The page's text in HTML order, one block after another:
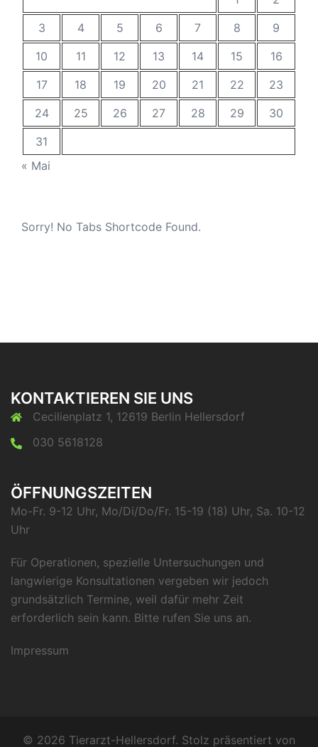
3
4 5 6 7 8
9
10
11 12 13 14 15
16
17
18 19 20 21 22
23
24
25 26 27 28 29
30
31
« Mai
Sorry! No Tabs Shortcode Found.
KONTAKTIEREN SIE UNS
Cecilienplatz 1, 12619 Berlin Hellersdorf
030 5618128
ÖFFNUNGSZEITEN
Mo-Fr. 9-12 Uhr, Mo/Di/Do/Fr. 15-19 (18) Uhr, Sa. 10-12
Uhr
Für Operationen, spezielle Untersuchungen und
langwierige Konsultationen vergeben wir jedoch
grundsätzlich Termine, weil dafür mehr Zeit
erforderlich sein kann. Bitte rufen Sie uns an.
Impressum
© 2026 Tierarzt-Hellersdorf. Stolz präsentiert von